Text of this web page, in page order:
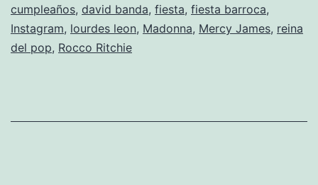
por
su
cumpleaños, david banda, fiesta, fiesta barroca,
Instagram, lourdes leon, Madonna, Mercy James, reina
del pop, Rocco Ritchie